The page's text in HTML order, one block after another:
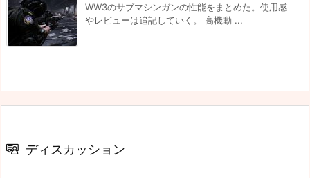
WW3のサブマシンガンの性能をまとめた。使用感
やレビューは追記していく。 高機動 ...
ディスカッション